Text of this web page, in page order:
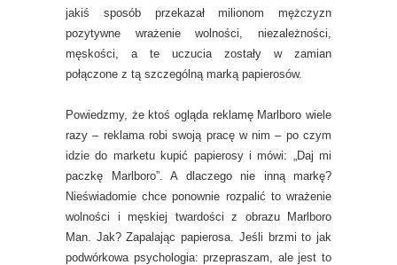
jakiś sposób przekazał milionom mężczyzn
pozytywne wrażenie wolności, niezależności,
męskości, a te uczucia zostały w zamian
połączone z tą szczególną marką papierosów.
Powiedzmy, że ktoś ogląda reklamę Marlboro wiele
razy – reklama robi swoją pracę w nim – po czym
idzie do marketu kupić papierosy i mówi: „Daj mi
paczkę Marlboro”. A dlaczego nie inną markę?
Nieświadomie chce ponownie rozpalić to wrażenie
wolności i męskiej twardości z obrazu Marlboro
Man. Jak? Zapalając papierosa. Jeśli brzmi to jak
podwórkowa psychologia: przepraszam, ale jest to